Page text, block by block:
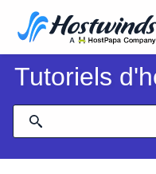
Tutoriels